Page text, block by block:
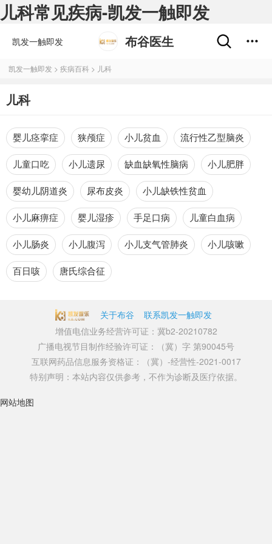
儿科常见疾病-凯发一触即发
凯发一触即发 布谷医生
凯发一触即发 > 疾病百科 > 儿科
儿科
婴儿痉挛症 狭颅症 小儿贫血 流行性乙型脑炎
儿童口吃 小儿遗尿 缺血缺氧性脑病 小儿肥胖
婴幼儿阴道炎 尿布皮炎 小儿缺铁性贫血
小儿麻痹症 婴儿湿疹 手足口病 儿童白血病
小儿肠炎 小儿腹泻 小儿支气管肺炎 小儿咳嗽
百日咳 唐氏综合征
关于布谷
联系凯发一触即发
增值电信业务经营许可证：冀b2-20210782
广播电视节目制作经验许可证：（冀）字 第90045号
互联网药品信息服务资格证：（冀）-经营性-2021-0017
特别声明：本站内容仅供参考，不作为诊断及医疗依据。
网站地图